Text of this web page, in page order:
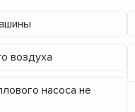
воздуха
насоса не